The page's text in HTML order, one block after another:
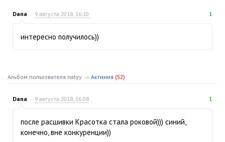
Dana 9 августа 2018, 16:10 1
интересно получилось))
Альбом пользователя natyy → Актиния (52)
Dana 9 августа 2018, 16:08 1
после расшивки Красотка стала роковой))) синий,
конечно, вне конкуренции))